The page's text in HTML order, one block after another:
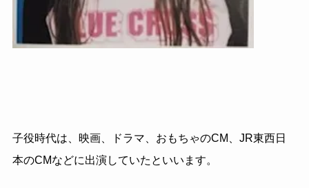
子役時代は、映画、ドラマ、おもちゃのCM、JR東西日
本のCMなどに出演していたといいます。